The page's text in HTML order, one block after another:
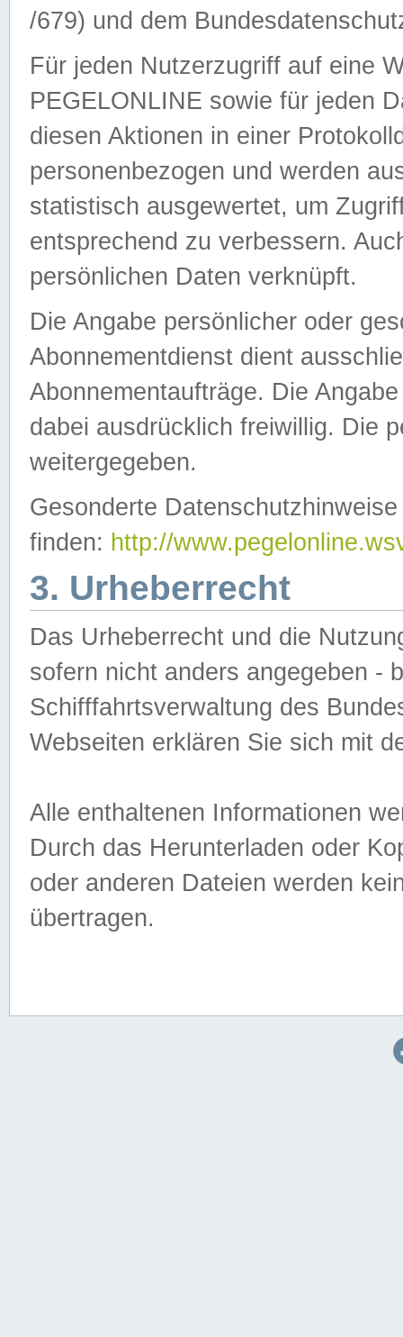
/679) und dem
Für jeden Nutzerzugriff auf eine
PEGELONLINE sowie für jeden
diesen Aktionen in einer
personenbezogen und werden
statistisch ausgewertet, um
entsprechend zu verbessern.
persönlichen Daten verknüpft.
Die Angabe persönlicher oder
Abonnementdienst dient
Abonnementaufträge. Die
dabei ausdrücklich freiwillig. Die
weitergegeben.
Gesonderte
finden: http://
3. Urheberrecht
Das Urheberrecht und die
sofern nicht anders angegeben -
Schifffahrtsverwaltung des
Webseiten erklären Sie sich mit
Alle enthaltenen Informationen
Durch das Herunterladen oder
oder anderen Dateien werden
übertragen.